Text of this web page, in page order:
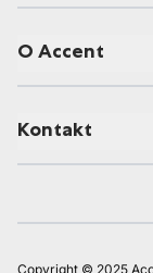
O Accent
Kontakt
Copyright © 2025